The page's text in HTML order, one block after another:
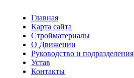
Главная
Карта сайта
Стройматериалы
О Движении
Руководство и подразделения
Устав
Контакты